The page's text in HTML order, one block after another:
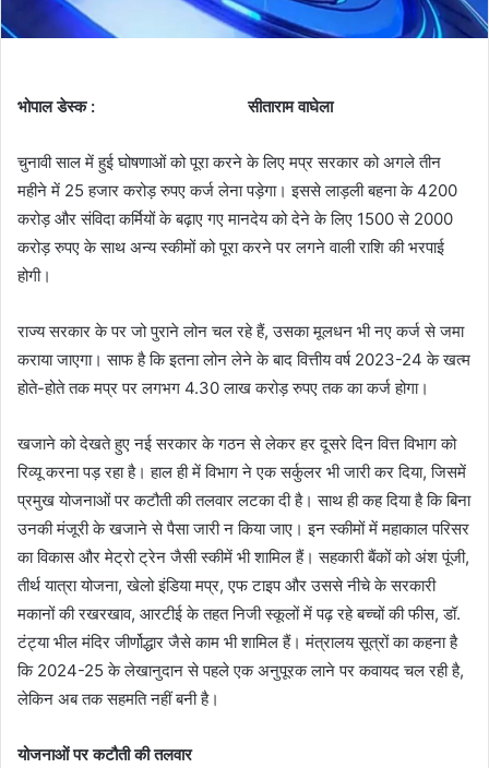
भोपाल डेस्क : सीताराम वाघेला
चुनावी साल में हुई घोषणाओं को पूरा करने के लिए मप्र सरकार को अगले तीन
महीने में 25 हजार करोड़ रुपए कर्ज लेना पड़ेगा। इससे लाड़ली बहना के 4200
करोड़ और संविदा कर्मियों के बढ़ाए गए मानदेय को देने के लिए 1500 से 2000
करोड़ रुपए के साथ अन्य स्कीमों को पूरा करने पर लगने वाली राशि की भरपाई
होगी।
राज्य सरकार के पर जो पुराने लोन चल रहे हैं, उसका मूलधन भी नए कर्ज से जमा
कराया जाएगा। साफ है कि इतना लोन लेने के बाद वित्तीय वर्ष 2023-24 के खत्म
होते-होते तक मप्र पर लगभग 4.30 लाख करोड़ रुपए तक का कर्ज होगा।
खजाने को देखते हुए नई सरकार के गठन से लेकर हर दूसरे दिन वित्त विभाग को
रिव्यू करना पड़ रहा है। हाल ही में विभाग ने एक सर्कुलर भी जारी कर दिया, जिसमें
प्रमुख योजनाओं पर कटौती की तलवार लटका दी है। साथ ही कह दिया है कि बिना
उनकी मंजूरी के खजाने से पैसा जारी न किया जाए। इन स्कीमों में महाकाल परिसर
का विकास और मेट्रो ट्रेन जैसी स्कीमें भी शामिल हैं। सहकारी बैंकों को अंश पूंजी,
तीर्थ यात्रा योजना, खेलो इंडिया मप्र, एफ टाइप और उससे नीचे के सरकारी
मकानों की रखरखाव, आरटीई के तहत निजी स्कूलों में पढ़ रहे बच्चों की फीस, डॉ.
टंट्या भील मंदिर जीर्णोद्धार जैसे काम भी शामिल हैं। मंत्रालय सूत्रों का कहना है
कि 2024-25 के लेखानुदान से पहले एक अनुपूरक लाने पर कवायद चल रही है,
लेकिन अब तक सहमति नहीं बनी है।
योजनाओं पर कटौती की तलवार